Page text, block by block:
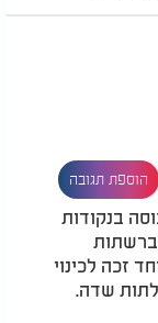
הוספת תגובה
בנקודות
ברשתות
זכה לכינוי
שדה.